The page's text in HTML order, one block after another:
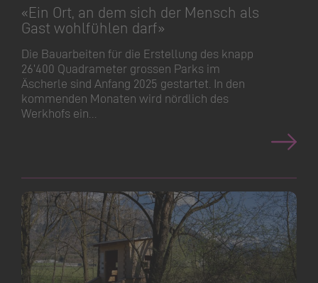
«Ein Ort, an dem sich der Mensch als
Gast wohlfühlen darf»
Die Bauarbeiten für die Erstellung des knapp
26’400 Quadrameter grossen Parks im
Äscherle sind Anfang 2025 gestartet. In den
kommenden Monaten wird nördlich des
Werkhofs ein…